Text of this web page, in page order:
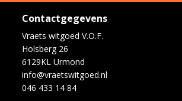
Contactgegevens
Vraets witgoed V.O.F.
Holsberg 26
6129KL Urmond
info@vraetswitgoed.nl
046 433 14 84